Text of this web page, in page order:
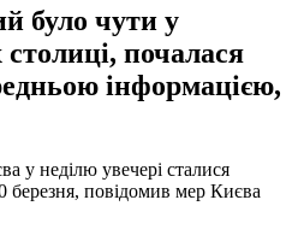
було чути у
почалася
інформацією,
у неділю увечері сталися
повідомив мер Києва